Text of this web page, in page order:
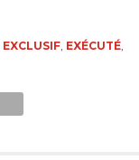
EXCLUSIF, EXÉCUTÉ,